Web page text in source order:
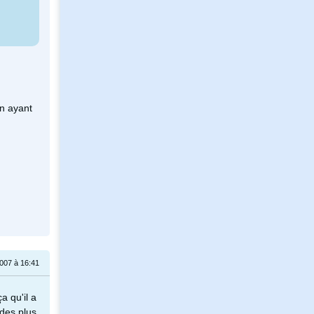
ayant
à 16:41
qu'il a